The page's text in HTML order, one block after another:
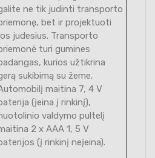
ne tik judinti transporto
bet ir projektuoti
judesius. Transporto
turi gumines
kurios užtikrina
sukibimą su žeme.
maitina 7, 4 V
(įeina į rinkinį),
valdymo pultelį
2 x AAA 1, 5 V
(į rinkinį neįeina).